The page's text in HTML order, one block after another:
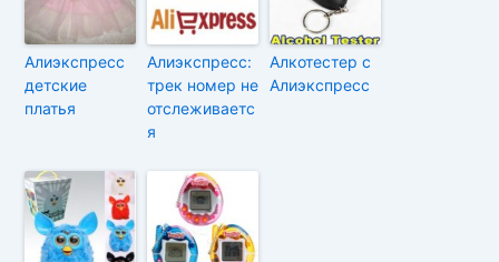
Алиэкспресс
детские
платья
Алиэкспресс:
трек номер не
отслеживаетс
я
Алкотестер c
Алиэкспресс